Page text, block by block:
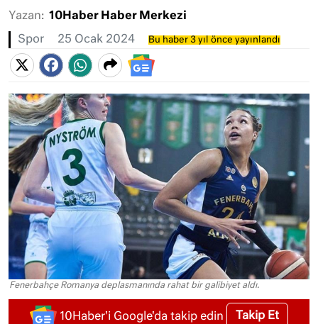
Yazan: 10Haber Haber Merkezi
Spor 25 Ocak 2024 Bu haber 3 yıl önce yayınlandı
Fenerbahçe Romanya deplasmanında rahat bir galibiyet aldı.
10Haber'i Google'da takip edin Takip Et